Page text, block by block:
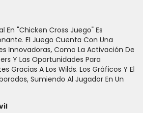
En "Chicken Cross Juego" Es
El Juego Cuenta Con Una
Innovadoras, Como La Activación De
Y Las Oportunidades Para
Gracias A Los Wilds. Los Gráficos Y El
Sumiendo Al Jugador En Un